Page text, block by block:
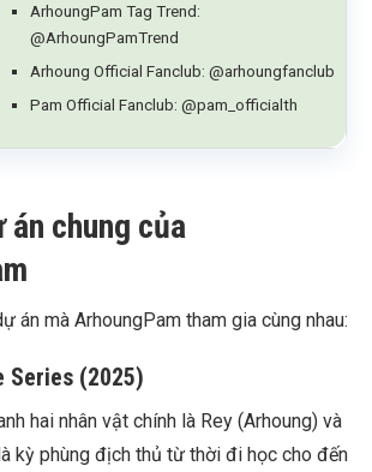
ArhoungPam Tag Trend:
@ArhoungPamTrend
Arhoung Official Fanclub: @arhoungfanclub
Pam Official Fanclub: @pam_officialth
án chung của
án mà ArhoungPam tham gia cùng nhau:
Series (2025)
hai nhân vật chính là Rey (Arhoung) và
kỳ phùng địch thủ từ thời đi học cho đến